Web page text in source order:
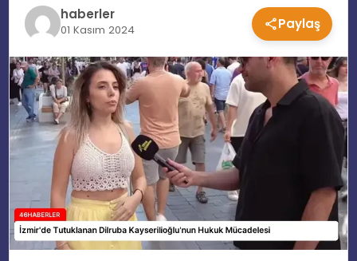
EĞITIM
MAGAZIN
SPOR
haberler
01 Kasım 2024 Paylaş